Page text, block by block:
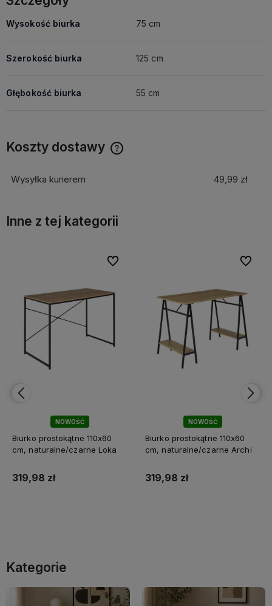
Wysokość biurka 75 cm
Szerokość biurka 125 cm
Głębokość biurka 55 cm
Koszty dostawy
Wysyłka kurierem 49,99 zł
Inne z tej kategorii
NOWOŚĆ
Biurko prostokątne 110x60
cm, naturalne/czarne Loka
319,98 zł
Do ulubionych
Do ulubionych
NOWOŚĆ
Biurko prostokątne 110x60
cm, naturalne/czarne Archi
319,98 zł
Do
Do
Kategorie